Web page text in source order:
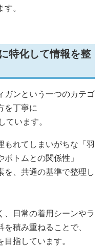
。
特化して情報を整
ガンという一つのカテゴ
を丁寧に
います。
もれてしまいがちな「羽
トムとの関係性」
を、共通の基準で整理し
、日常の着用シーンやラ
積み重ねることで、
指しています。